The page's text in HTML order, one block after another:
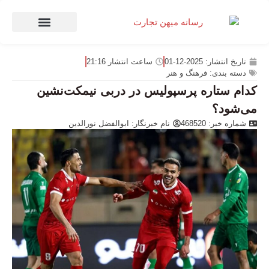
تاریخ انتشار: 2025-12-01 ساعت انتشار 21:16
دسته بندی: فرهنگ و هنر
کدام ستاره پرسپولیس در دربی نیمکت‌نشین
می‌شود؟
شماره خبر: 468520 نام خبرنگار: ابوالفضل نورالدین